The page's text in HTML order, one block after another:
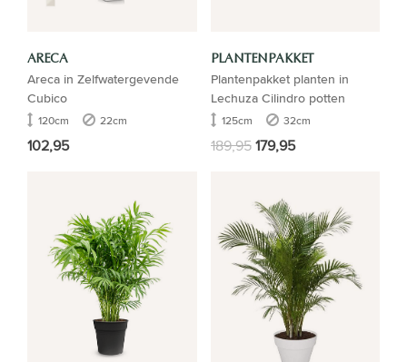
ARECA
Areca in Zelfwatergevende
Cubico
120cm 22cm
102,95
PLANTENPAKKET
Plantenpakket planten in
Lechuza Cilindro potten
125cm 32cm
189,95179,95